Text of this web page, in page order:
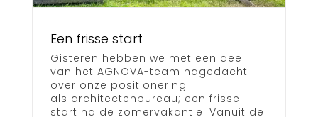
Een frisse start
Gisteren hebben we met een deel
van het AGNOVA-team nagedacht
over onze positionering
als architectenbureau; een frisse
start na de zomervakantie! Vanuit de